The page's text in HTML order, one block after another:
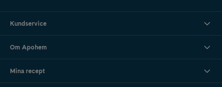
Kundservice
Om Apohem
Mina recept